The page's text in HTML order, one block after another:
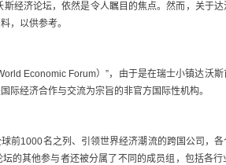
经济论坛，依然是令人瞩目的焦点。然而，关于
，以供参考。
Economic Forum）”，由于是在瑞士小镇达沃
际经济合作与交流为宗旨的非官方国际性机构。
前1000名之列、引领世界经济潮流的跨国公司，
的其他参与者还被分属了不同的成员组，包括各